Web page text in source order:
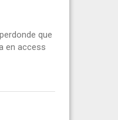
que
en access